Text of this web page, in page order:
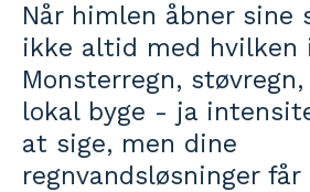
Når himlen åbner sine
ikke altid med hvilken
Monsterregn,
lokal byge - ja
at sige, men dine
regnvandsløsninger